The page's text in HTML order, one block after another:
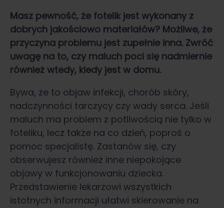
Masz pewność, że fotelik jest wykonany z
dobrych jakościowo materiałów? Możliwe, że
przyczyna problemu jest zupełnie inna. Zwróć
uwagę na to, czy maluch poci się nadmiernie
również wtedy, kiedy jest w domu.
Bywa, że to objaw infekcji, chorób skóry,
nadczynności tarczycy czy wady serca. Jeśli
maluch ma problem z potliwością nie tylko w
foteliku, lecz także na co dzień, poproś o
pomoc specjalistę. Zastanów się, czy
obserwujesz również inne niepokojące
objawy w funkcjonowaniu dziecka.
Przedstawienie lekarzowi wszystkich
istotnych informacji ułatwi skierowanie na